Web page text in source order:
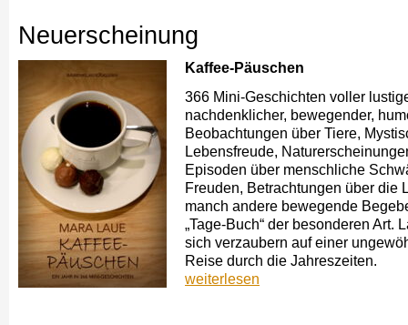
Neuerscheinung
Kaffee-Päuschen
366 Mini-Geschichten voller
nachdenklicher, bewegender,
Beobachtungen über Tiere,
Lebensfreude,
Episoden über menschliche
Freuden, Betrachtungen über die
manch andere bewegende
„Tage-Buch“ der besonderen Art.
sich verzaubern auf einer
Reise durch die Jahreszeiten.
weiterlesen